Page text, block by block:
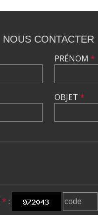
NOUS CONTACTER
PRÉNOM *
OBJET *
* :